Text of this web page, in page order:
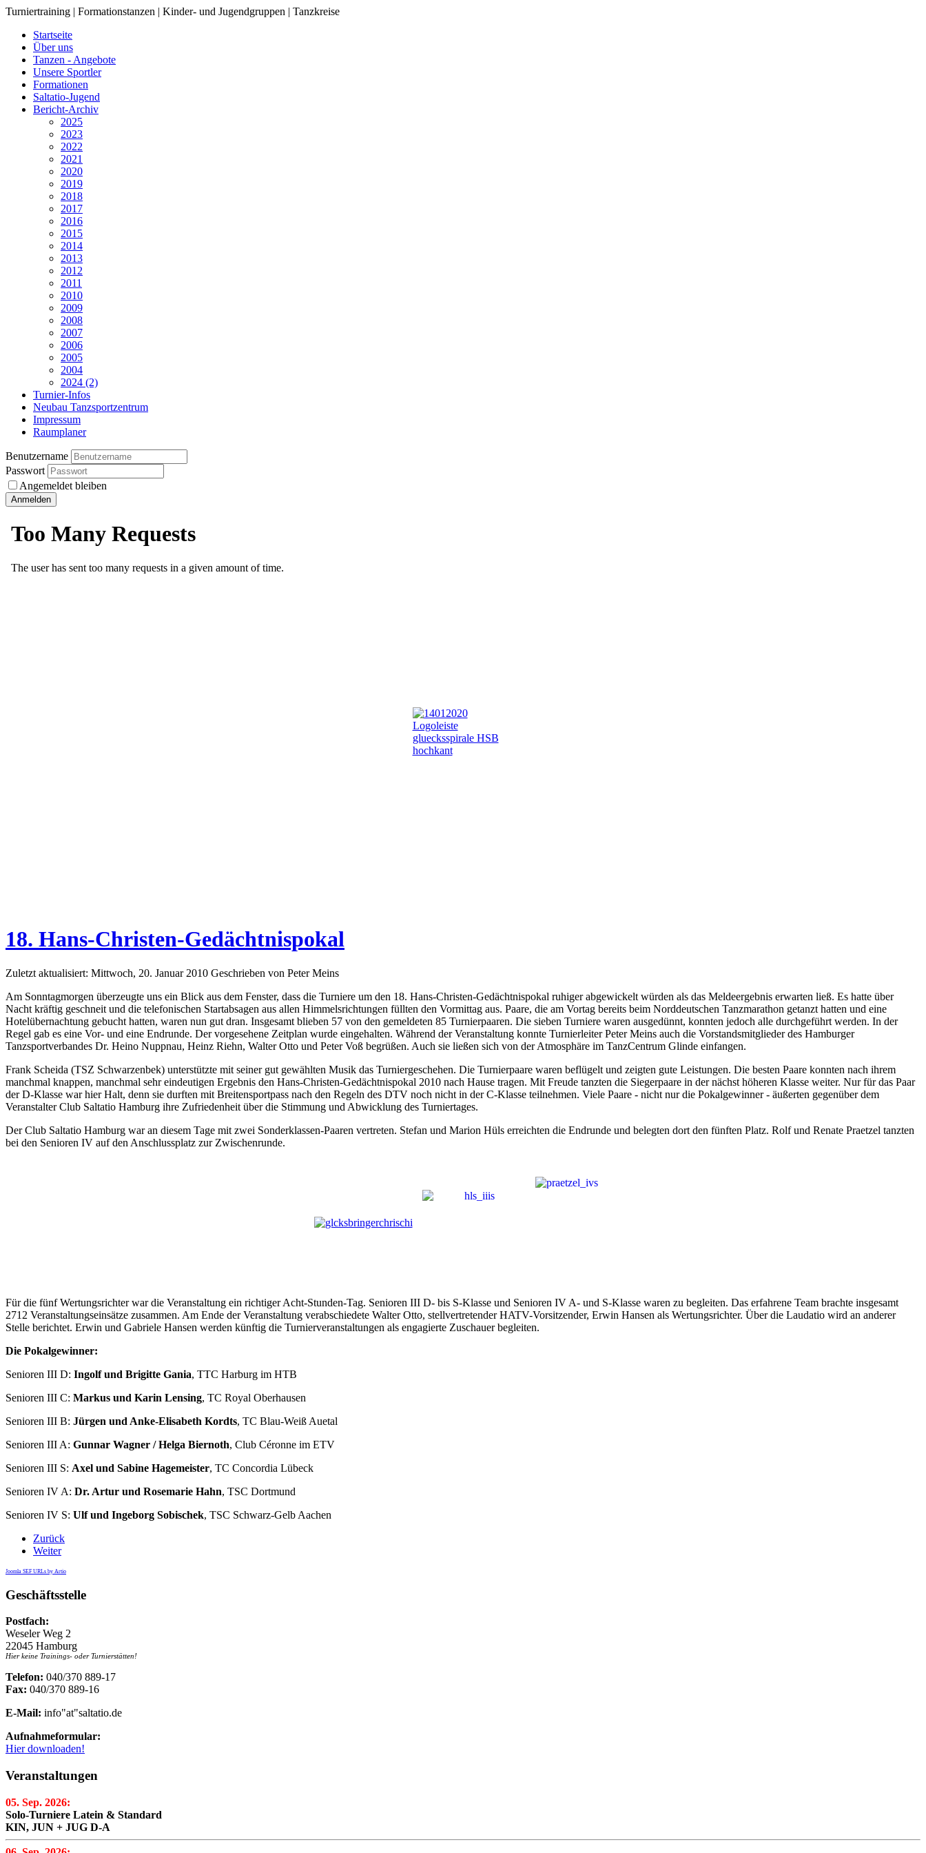
Turniertraining | Formationstanzen | Kinder- und Jugendgruppen | Tanzkreise
Startseite
Über uns
Tanzen - Angebote
Unsere Sportler
Formationen
Saltatio-Jugend
Bericht-Archiv
2025
2023
2022
2021
2020
2019
2018
2017
2016
2015
2014
2013
2012
2011
2010
2009
2008
2007
2006
2005
2004
2024 (2)
Turnier-Infos
Neubau Tanzsportzentrum
Impressum
Raumplaner
Benutzername
Passwort
Angemeldet bleiben
18. Hans-Christen-Gedächtnispokal
Zuletzt aktualisiert: Mittwoch, 20. Januar 2010 Geschrieben von Peter Meins
Am Sonntagmorgen überzeugte uns ein Blick aus dem Fenster, dass die Turniere um den 18. Hans-Christen-Gedächtnispokal ruhiger abgewickelt würden als das Meldeergebnis erwarten ließ. Es hatte über
Nacht kräftig geschneit und die telefonischen Startabsagen aus allen Himmelsrichtungen füllten den Vormittag aus. Paare, die am Vortag bereits beim Norddeutschen Tanzmarathon getanzt hatten und eine
Hotelübernachtung gebucht hatten, waren nun gut dran. Insgesamt blieben 57 von den gemeldeten 85 Turnierpaaren. Die sieben Turniere waren ausgedünnt, konnten jedoch alle durchgeführt werden. In der
Regel gab es eine Vor- und eine Endrunde. Der vorgesehene Zeitplan wurde eingehalten. Während der Veranstaltung konnte Turnierleiter Peter Meins auch die Vorstandsmitglieder des Hamburger
Tanzsportverbandes Dr. Heino Nuppnau, Heinz Riehn, Walter Otto und Peter Voß begrüßen. Auch sie ließen sich von der Atmosphäre im TanzCentrum Glinde einfangen.
Frank Scheida (TSZ Schwarzenbek) unterstützte mit seiner gut gewählten Musik das Turniergeschehen. Die Turnierpaare waren beflügelt und zeigten gute Leistungen. Die besten Paare konnten nach ihrem
manchmal knappen, manchmal sehr eindeutigen Ergebnis den Hans-Christen-Gedächtnispokal 2010 nach Hause tragen. Mit Freude tanzten die Siegerpaare in der nächst höheren Klasse weiter. Nur für das Paar
der D-Klasse war hier Halt, denn sie durften mit Breitensportpass nach den Regeln des DTV noch nicht in der C-Klasse teilnehmen. Viele Paare - nicht nur die Pokalgewinner - äußerten gegenüber dem
Veranstalter Club Saltatio Hamburg ihre Zufriedenheit über die Stimmung und Abwicklung des Turniertages.
Der Club Saltatio Hamburg war an diesem Tage mit zwei Sonderklassen-Paaren vertreten. Stefan und Marion Hüls erreichten die Endrunde und belegten dort den fünften Platz. Rolf und Renate Praetzel tanzten
bei den Senioren IV auf den Anschlussplatz zur Zwischenrunde.
Für die fünf Wertungsrichter war die Veranstaltung ein richtiger Acht-Stunden-Tag. Senioren III D- bis S-Klasse und Senioren IV A- und S-Klasse waren zu begleiten. Das erfahrene Team brachte insgesamt
2712 Veranstaltungseinsätze zusammen. Am Ende der Veranstaltung verabschiedete Walter Otto, stellvertretender HATV-Vorsitzender, Erwin Hansen als Wertungsrichter. Über die Laudatio wird an anderer
Stelle berichtet. Erwin und Gabriele Hansen werden künftig die Turnierveranstaltungen als engagierte Zuschauer begleiten.
Die Pokalgewinner:
Senioren III D: Ingolf und Brigitte Gania, TTC Harburg im HTB
Senioren III C: Markus und Karin Lensing, TC Royal Oberhausen
Senioren III B: Jürgen und Anke-Elisabeth Kordts, TC Blau-Weiß Auetal
Senioren III A: Gunnar Wagner / Helga Biernoth, Club Céronne im ETV
Senioren III S: Axel und Sabine Hagemeister, TC Concordia Lübeck
Senioren IV A: Dr. Artur und Rosemarie Hahn, TSC Dortmund
Senioren IV S: Ulf und Ingeborg Sobischek, TSC Schwarz-Gelb Aachen
Zurück
Weiter
Joomla SEF URLs by Artio
Geschäftsstelle
Postfach:
Weseler Weg 2
22045 Hamburg
Hier keine Trainings- oder Turnierstätten!
Telefon: 040/370 889-17
Fax: 040/370 889-16
E-Mail: info"at"saltatio.de
Aufnahmeformular:
Hier downloaden!
Veranstaltungen
05. Sep. 2026:
Solo-Turniere Latein & Standard
KIN, JUN + JUG D-A